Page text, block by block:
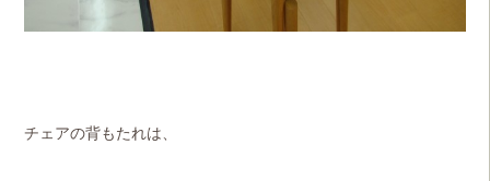
チェアの背もたれは、